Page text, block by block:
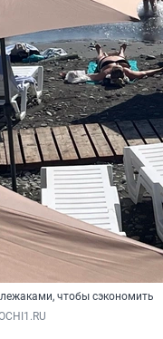
чтобы сэкономить